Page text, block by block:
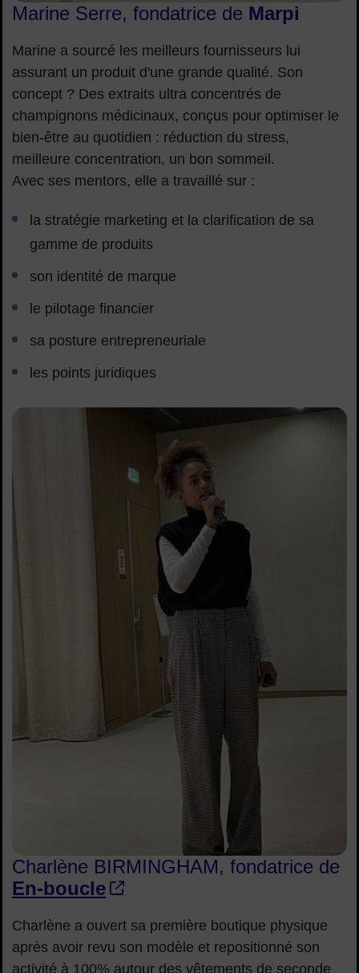
Marine Serre, fondatrice de Marpi
Marine a sourcé les meilleurs fournisseurs lui
assurant un produit d'une grande qualité. Son
concept ? Des extraits ultra concentrés de
champignons médicinaux, conçus pour optimiser le
bien-être au quotidien : réduction du stress,
meilleure concentration, un bon sommeil.
Avec ses mentors, elle a travaillé sur :
la stratégie marketing et la clarification de sa
gamme de produits
son identité de marque
le pilotage financier
sa posture entrepreneuriale
les points juridiques
Charlène BIRMINGHAM, fondatrice de
En-boucle
Charlène a ouvert sa première boutique physique
après avoir revu son modèle et repositionné son
activité à 100% autour des vêtements de seconde